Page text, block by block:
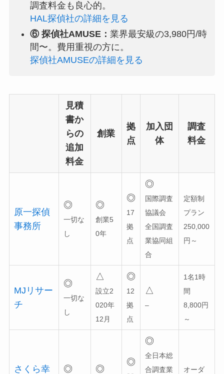
調査料金も良心的。
HAL探偵社の詳細を見る
⑥ 探偵社AMUSE： 業界最安級の3,980円/時
間〜。費用重視の方に。
探偵社AMUSEの詳細を見る
見積
書か
らの
追加
料金
創業
拠
点
加入団
体
調査
料金
原一探偵
事務所
◎
一切な
し
◎
創業5
0年
◎
17
拠
点
◎
国際調査
協議会
全国調査
業協同組
合
定額制
プラン
250,000
円～
MJリサー
チ
◎
一切な
し
△
設立2
020年
12月
◎
12
拠
点
△
–
1名1時
間
8,800円
～
さくら幸
◎ ◎
◎
◎
全日本総
合調査業
オーダ